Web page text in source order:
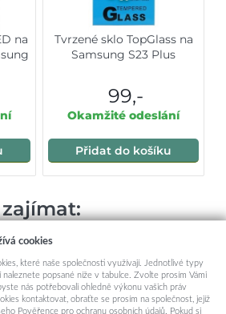
na
Tvrzené sklo TopGlass na
Samsung S23 Plus
99,-
Okamžité odeslání
Přidat do košíku
cookies
které naše společnosti využívají. Jednotlivé typy
naleznete popsané níže v tabulce. Zvolte prosím Vámi
nás potřebovali ohledně výkonu vašich práv
kontaktovat, obraťte se prosím na společnost, jejíž
Pověřence pro ochranu osobních údajů. Pokud si